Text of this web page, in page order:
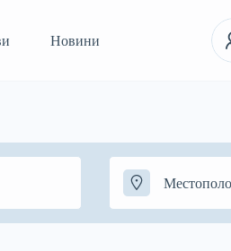
Новини